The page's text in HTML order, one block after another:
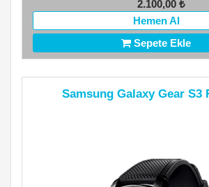
2.100,00 ₺
Hemen Al
Sepete Ekle
Samsung Galaxy Gear S3